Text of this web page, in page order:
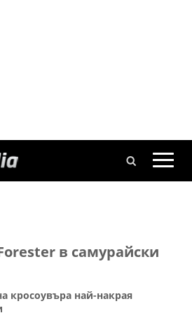
в самурайски
кросоувъра най-накрая